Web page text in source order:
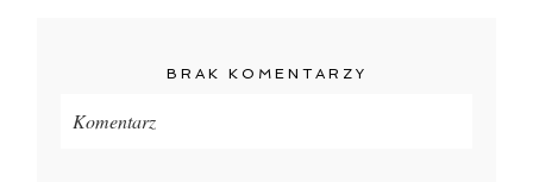
BRAK KOMENTARZY
Komentarz